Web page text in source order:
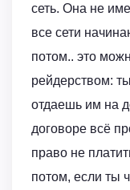
сеть. Она не
все сети
потом.. это
рейдерством:
отдаешь им на
договоре всё
право не
потом, если ты